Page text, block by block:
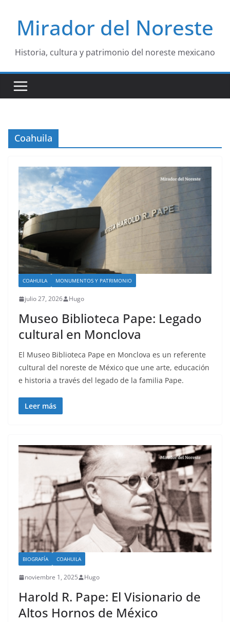
contenido
Mirador del Noreste
Historia, cultura y patrimonio del noreste mexicano
Coahuila
COAHUILA MONUMENTOS Y PATRIMONIO
julio 27, 2026 Hugo
Museo Biblioteca Pape: Legado
cultural en Monclova
El Museo Biblioteca Pape en Monclova es un referente
cultural del noreste de México que une arte, educación
e historia a través del legado de la familia Pape.
Leer más
BIOGRAFÍA COAHUILA
noviembre 1, 2025 Hugo
Harold R. Pape: El Visionario de
Altos Hornos de México